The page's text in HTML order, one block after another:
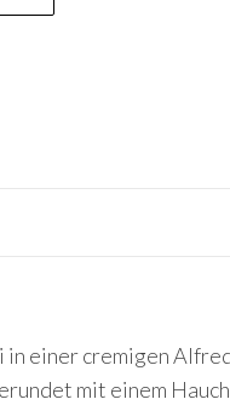
einer cremigen
mit einem